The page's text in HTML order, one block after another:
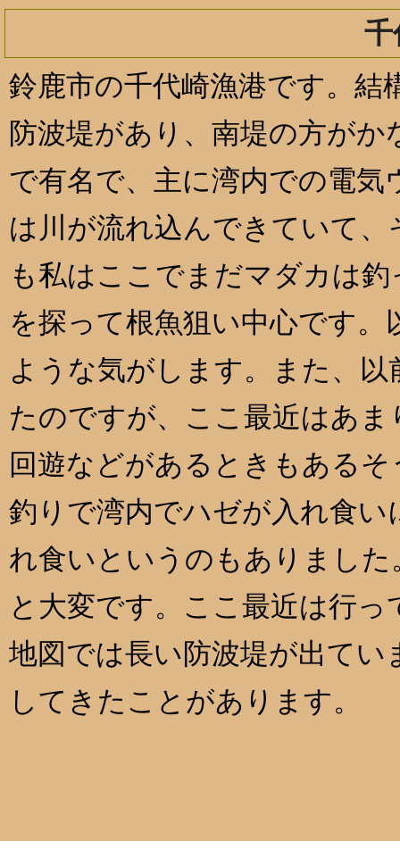
千
鈴鹿市の千代崎漁港です。結
防波堤があり、南堤の方が
で有名で、主に湾内での電
は川が流れ込んできていて
も私はここでまだマダカは
を探って根魚狙い中心です
ような気がします。また、
たのですが、ここ最近はあ
回遊などがあるときもある
釣りで湾内でハゼが入れ食
れ食いというのもありまし
と大変です。ここ最近は行
地図では長い防波堤が出て
してきたことがあります。